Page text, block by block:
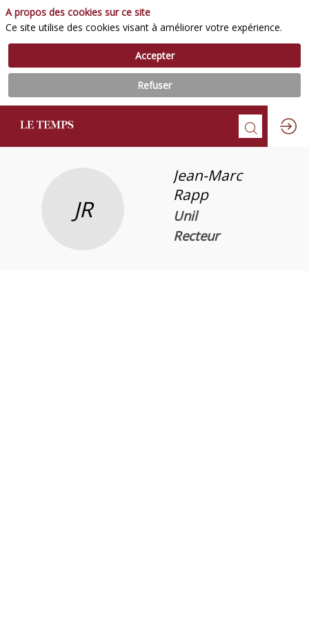
JR
Jean-Marc
Rapp
Unil
Recteur
A propos des cookies sur ce site
Ce site utilise des cookies visant à améliorer votre expérience.
Accepter
Refuser